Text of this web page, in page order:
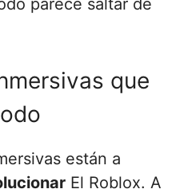
que
están a
El Roblox. A